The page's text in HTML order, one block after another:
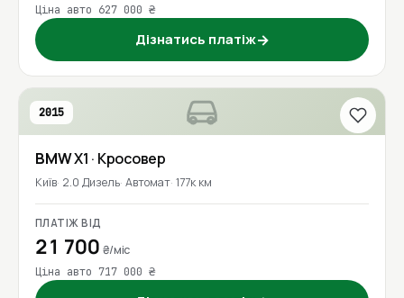
Ціна авто 627 000 ₴
Дізнатись платіж→
2015
BMWX1 · Кросовер
Київ 2.0 Дизель Автомат 177к км
ПЛАТІЖ ВІД
21 700 ₴/міс
Ціна авто 717 000 ₴